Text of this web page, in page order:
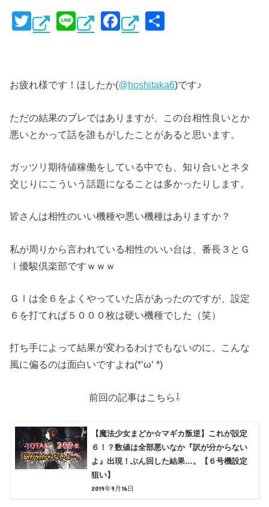
T
wi
er
Li
n
F
a
e
o
o
お疲れ様です！ほしたか(@hoshitaka6)です♪
ただの結果のブレではありますが、この台相性良いとか
悪いとかって話を誰もがしたことがあると思います。
ガッツリ期待値稼働をしている中でも、知り合いとネタ
交じりにこういう話題になることは多かったりします。
皆さんは相性のいい機種や悪い機種はありますか？
私が周りから言われている相性のいい台は、番長３とＧ
Ⅰ優駿倶楽部ですｗｗｗ
ＧⅠは全６をよくやっていた店があったのですが、設定
６を打てれば５０００枚は硬い機種でした（笑）
打ち手によって結果が変わるわけでもないのに、こんな
風に偏るのは面白いですよね(*‘ω‘ *)
前回の記事はこちら⇩
【魔法少女まどか☆マギカ叛逆】これが設定
６！？数値は全部悪いなか『訳が分からない
よ』出現！ぶん回した結果…。【６号機設定
狙い】
2019年9月16日